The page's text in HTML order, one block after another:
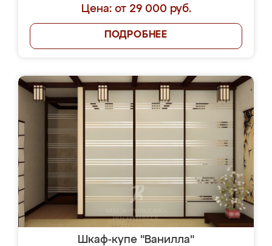
Цена: от 29 000 руб.
ПОДРОБНЕЕ
Шкаф-купе "Ванилла"